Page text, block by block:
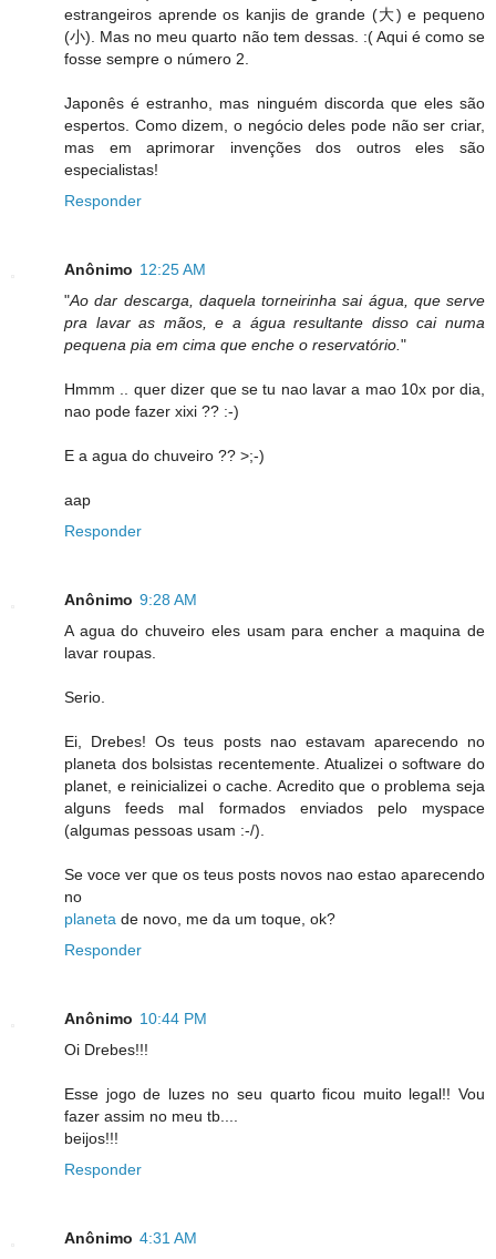
estrangeiros aprende os kanjis de grande (大) e pequeno
(小). Mas no meu quarto não tem dessas. :( Aqui é como se
fosse sempre o número 2.
Japonês é estranho, mas ninguém discorda que eles são
espertos. Como dizem, o negócio deles pode não ser criar,
mas em aprimorar invenções dos outros eles são
especialistas!
Responder
Anônimo 12:25 AM
"Ao dar descarga, daquela torneirinha sai água, que serve
pra lavar as mãos, e a água resultante disso cai numa
pequena pia em cima que enche o reservatório."
Hmmm .. quer dizer que se tu nao lavar a mao 10x por dia,
nao pode fazer xixi ?? :-)
E a agua do chuveiro ?? >;-)
aap
Responder
Anônimo 9:28 AM
A agua do chuveiro eles usam para encher a maquina de
lavar roupas.
Serio.
Ei, Drebes! Os teus posts nao estavam aparecendo no
planeta dos bolsistas recentemente. Atualizei o software do
planet, e reinicializei o cache. Acredito que o problema seja
alguns feeds mal formados enviados pelo myspace
(algumas pessoas usam :-/).
Se voce ver que os teus posts novos nao estao aparecendo
no
planeta de novo, me da um toque, ok?
Responder
Anônimo 10:44 PM
Oi Drebes!!!
Esse jogo de luzes no seu quarto ficou muito legal!! Vou
fazer assim no meu tb....
beijos!!!
Responder
Anônimo 4:31 AM